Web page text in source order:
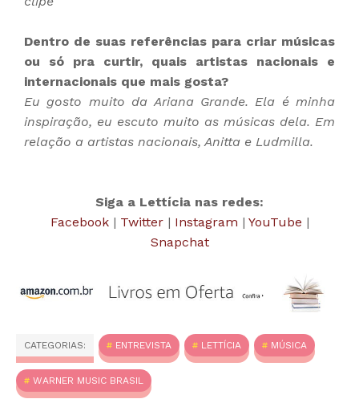
Dentro de suas referências para criar músicas
ou só pra curtir, quais artistas nacionais e
internacionais que mais gosta?
Eu gosto muito da Ariana Grande. Ela é minha
inspiração, eu escuto muito as músicas dela. Em
relação a artistas nacionais, Anitta e Ludmilla.
Siga a Lettícia nas redes:
Facebook| Twitter| Instagram | YouTube |
Snapchat
CATEGORIAS: ENTREVISTA LETTÍCIA MÚSICA
WARNER MUSIC BRASIL